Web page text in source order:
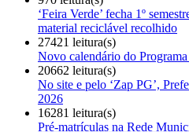
‘Feira Verde’ fecha 1º
material reciclável recolhido
27421 leitura(s)
Novo calendário do
20662 leitura(s)
No site e pelo ‘Zap PG’,
2026
16281 leitura(s)
Pré-matrículas na Rede